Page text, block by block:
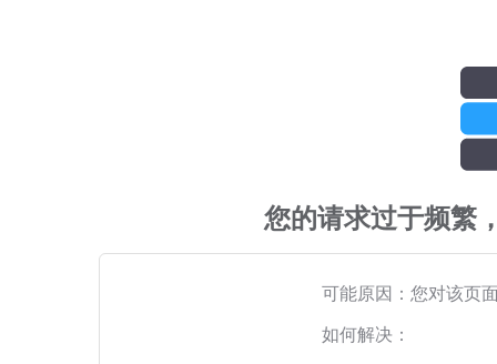
您的请求过于频繁
可能原因：您对该页
如何解决：